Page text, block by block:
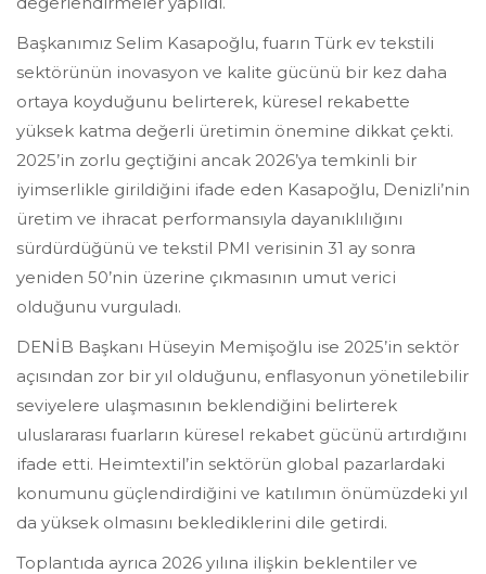
Başkanımız Selim Kasapoğlu, fuarın Türk ev tekstili
sektörünün inovasyon ve kalite gücünü bir kez daha
ortaya koyduğunu belirterek, küresel rekabette
yüksek katma değerli üretimin önemine dikkat çekti.
2025’in zorlu geçtiğini ancak 2026’ya temkinli bir
iyimserlikle girildiğini ifade eden Kasapoğlu, Denizli’nin
üretim ve ihracat performansıyla dayanıklılığını
sürdürdüğünü ve tekstil PMI verisinin 31 ay sonra
yeniden 50’nin üzerine çıkmasının umut verici
olduğunu vurguladı.
DENİB Başkanı Hüseyin Memişoğlu ise 2025’in sektör
açısından zor bir yıl olduğunu, enflasyonun yönetilebilir
seviyelere ulaşmasının beklendiğini belirterek
uluslararası fuarların küresel rekabet gücünü artırdığını
ifade etti. Heimtextil’in sektörün global pazarlardaki
konumunu güçlendirdiğini ve katılımın önümüzdeki yıl
da yüksek olmasını beklediklerini dile getirdi.
Toplantıda ayrıca 2026 yılına ilişkin beklentiler ve